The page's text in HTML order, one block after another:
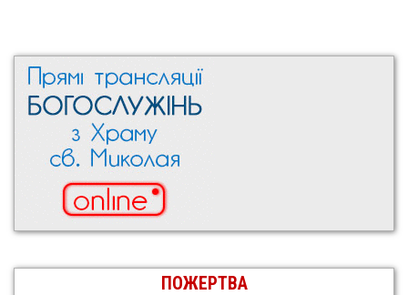
ПОЖЕРТВА